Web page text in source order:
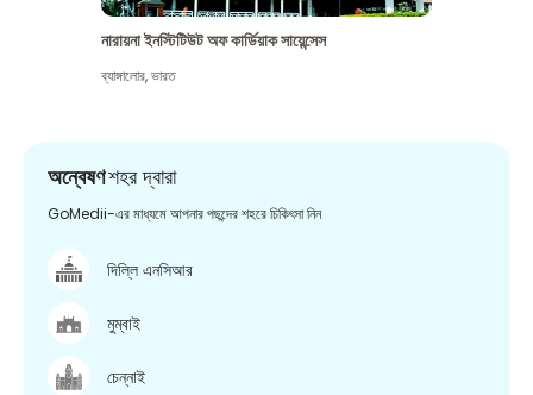
নারায়না ইনস্টিটিউট অফ কার্ডিয়াক সায়েন্সেস
ব্যাঙ্গালোর,ভারত
অন্বেষণশহর দ্বারা
GoMedii-এর মাধ্যমে আপনার পছন্দের শহরে চিকিৎসা নিন
দিল্লি এনসিআর
মুম্বাই
চেন্নাই